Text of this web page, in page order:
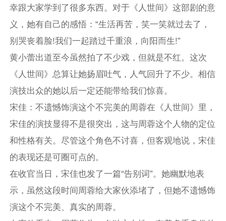
幸跟大家学到了很多东西。对于《人世间》这部剧的意
义，她有自己的感悟：“生活再苦，笑一笑就过去了，
别哭丧着脸!我们一起踏过千重浪，向阳而生!”
黄小蕾出道至今虽然拍了不少戏，但就是不红。这次
《人世间》总算让她扬眉吐气，人气回升了不少。相信
演技出众的她以后一定还能带给我们惊喜。
宋佳：不遗憾饰演这个不完美的周蓉在《人世间》里，
宋佳的演技显得不是很突出，这与周蓉这个人物的定位
和性格有关。尽管这个角色不讨喜，但客观地说，宋佳
的表现还是可圈可点的。
在收官当日，宋佳也发了一篇“告别词”。她幽默地表
示，虽然这段时间周蓉给大家伙添堵了，但她不遗憾饰
演这个不完美、真实的周蓉。